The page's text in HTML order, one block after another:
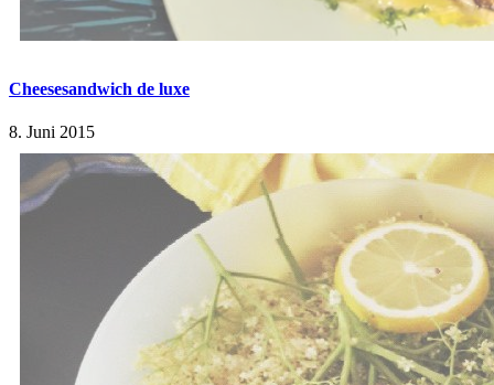
Cheesesandwich de luxe
8. Juni 2015